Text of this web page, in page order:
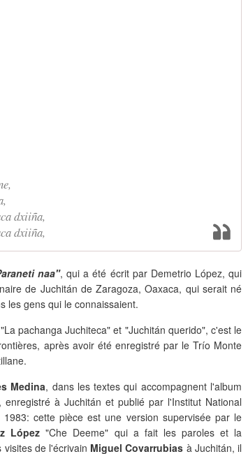
dxiiña,
dxiiña,
naa", qui a été écrit par Demetrio López, qui
de Juchitán de Zaragoza, Oaxaca, qui serait né
les gens qui le connaissaient.
pachanga Juchiteca" et "Juchitán querido", c'est le
après avoir été enregistré par le Trío Monte
Medina, dans les textes qui accompagnent l'album
à Juchitán et publié par l'Institut National
cette pièce est une version supervisée par le
López "Che Deeme" qui a fait les paroles et la
de l'écrivain Miguel Covarrubias à Juchitán, il